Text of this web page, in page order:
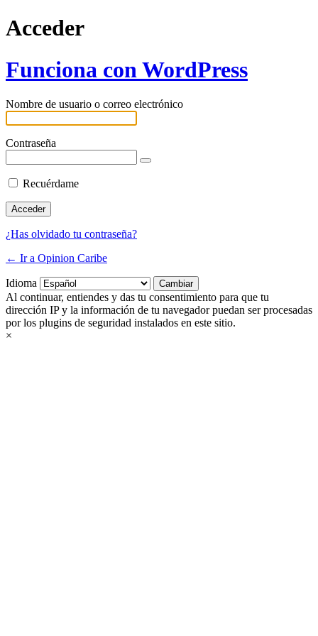
Acceder
Funciona con WordPress
Nombre de usuario o correo electrónico
Contraseña
Recuérdame
¿Has olvidado tu contraseña?
← Ir a Opinion Caribe
Idioma
Al continuar, entiendes y das tu consentimiento para que tu
dirección IP y la información de tu navegador puedan ser procesadas
por los plugins de seguridad instalados en este sitio.
×